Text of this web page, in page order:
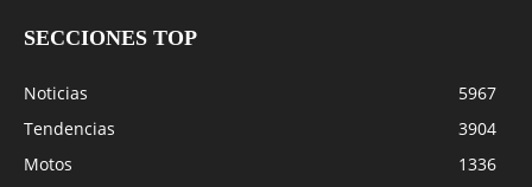
SECCIONES TOP
Noticias
5967
Tendencias
3904
Motos
1336